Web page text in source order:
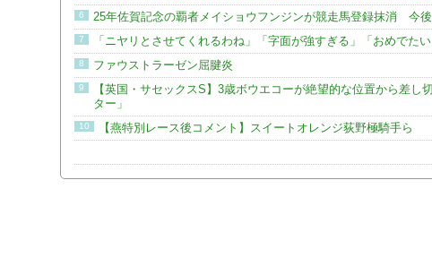
6 25年佐賀記念の覇者メイショウフンジンが競走馬登録抹消 今
7 「ニヤリとさせてくれるわね」「字面が強すぎる」「おめでた
8 ファウストラーゼン屈腱炎
9
【英国・サセックスS】3歳ボウエコーが絶望的な位置から差
ター」
10
【燕特別レース後コメント】スイートオレンジ荻野極騎手ら